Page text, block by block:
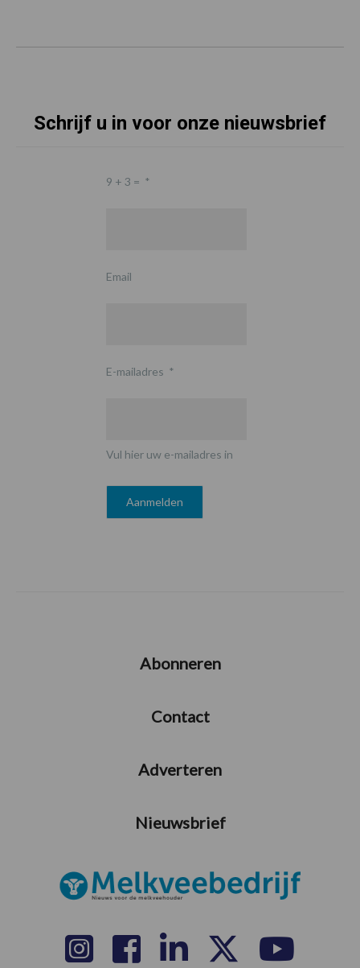
Schrijf u in voor onze nieuwsbrief
9 + 3 = *
Email
E-mailadres *
Vul hier uw e-mailadres in
Abonneren
Contact
Adverteren
Nieuwsbrief